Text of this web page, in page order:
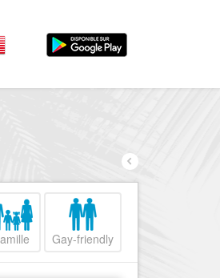
Nice Promenade du
Nice le Port
Nice le Vieux Nice
Gay-friendly